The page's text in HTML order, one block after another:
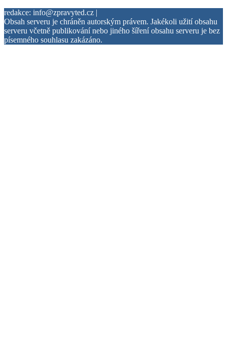
redakce: info@zpravyted.cz |
Obsah serveru je chráněn autorským právem. Jakékoli užití obsahu
serveru včetně publikování nebo jiného šíření obsahu serveru je bez
písemného souhlasu zakázáno.